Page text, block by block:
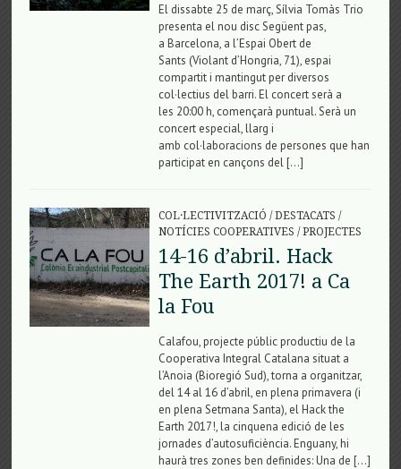
El dissabte 25 de març, Sílvia Tomàs Trio
presenta el nou disc Següent pas,
a Barcelona, a l’Espai Obert de
Sants (Violant d’Hongria, 71), espai
compartit i mantingut per diversos
col·lectius del barri. El concert serà a
les 20:00 h, començarà puntual. Serà un
concert especial, llarg i
amb col·laboracions de persones que han
participat en cançons del […]
COL·LECTIVITZACIÓ /DESTACATS /
NOTÍCIES COOPERATIVES /PROJECTES
14-16 d’abril. Hack
The Earth 2017! a Ca
la Fou
Calafou, projecte públic productiu de la
Cooperativa Integral Catalana situat a
l’Anoia (Bioregió Sud), torna a organitzar,
del 14 al 16 d’abril, en plena primavera (i
en plena Setmana Santa), el Hack the
Earth 2017!, la cinquena edició de les
jornades d’autosuficiència. Enguany, hi
haurà tres zones ben definides: Una de […]